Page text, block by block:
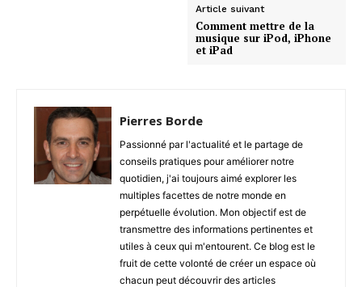
Article suivant
Comment mettre de la
musique sur iPod, iPhone
et iPad
Pierres Borde
Passionné par l'actualité et le partage de
conseils pratiques pour améliorer notre
quotidien, j'ai toujours aimé explorer les
multiples facettes de notre monde en
perpétuelle évolution. Mon objectif est de
transmettre des informations pertinentes et
utiles à ceux qui m'entourent. Ce blog est le
fruit de cette volonté de créer un espace où
chacun peut découvrir des articles